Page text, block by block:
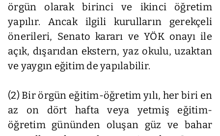
örgün olarak birinci ve ikinci öğretim
yapılır. Ancak ilgili kurulların gerekçeli
önerileri, Senato kararı ve YÖK onayı ile
açık, dışarıdan ekstern, yaz okulu, uzaktan
ve yaygın eğitim de yapılabilir.
(2) Bir örgün eğitim-öğretim yılı, her biri en
az on dört hafta veya yetmiş eğitim-
öğretim gününden oluşan güz ve bahar